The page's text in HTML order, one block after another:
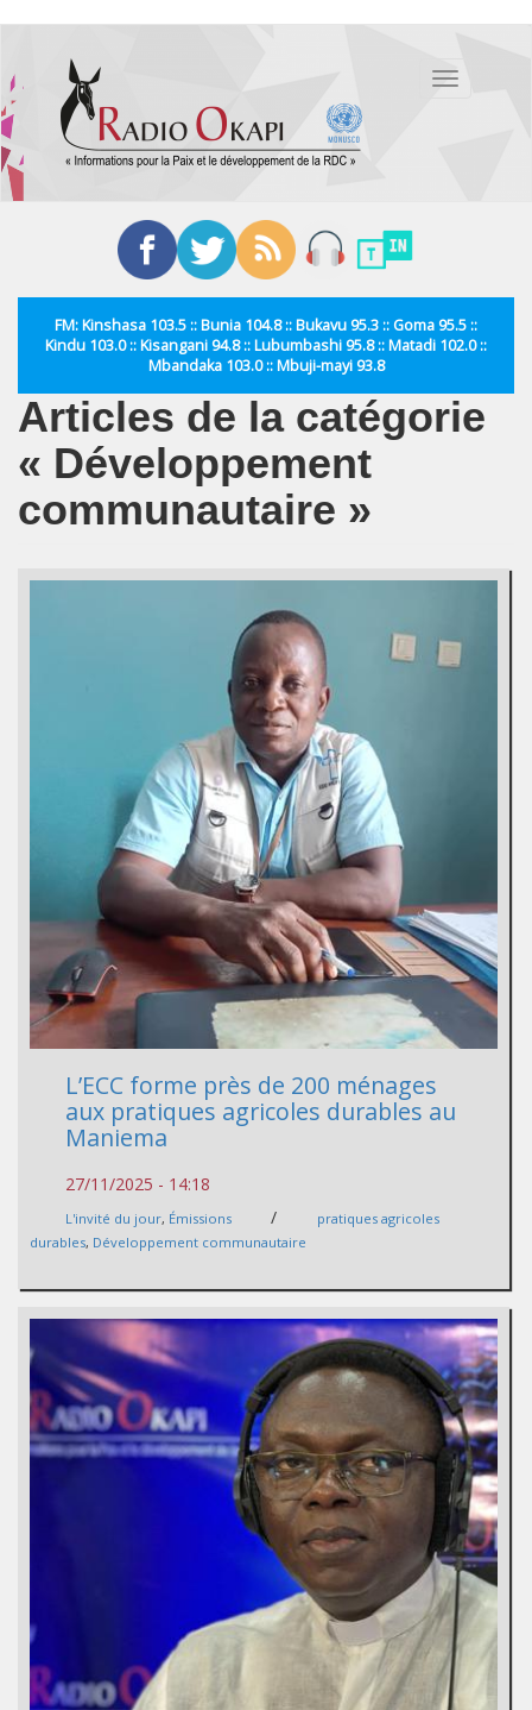
contenu
principal
Toggle
FM: Kinshasa 103.5 :: Bunia 104.8 :: Bukavu 95.3 :: Goma 95.5 ::
Kindu 103.0 :: Kisangani 94.8 :: Lubumbashi 95.8 :: Matadi 102.0 ::
Mbandaka 103.0 :: Mbuji-mayi 93.8
Articles de la catégorie
« Développement
communautaire »
L’ECC forme près de 200 ménages
aux pratiques agricoles durables au
Maniema
27/11/2025 - 14:18
L'invité du jour, Émissions /
pratiques agricoles
durables, Développement communautaire